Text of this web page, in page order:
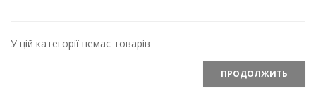
У цій категорії немає товарів
ПРОДОЛЖИТЬ